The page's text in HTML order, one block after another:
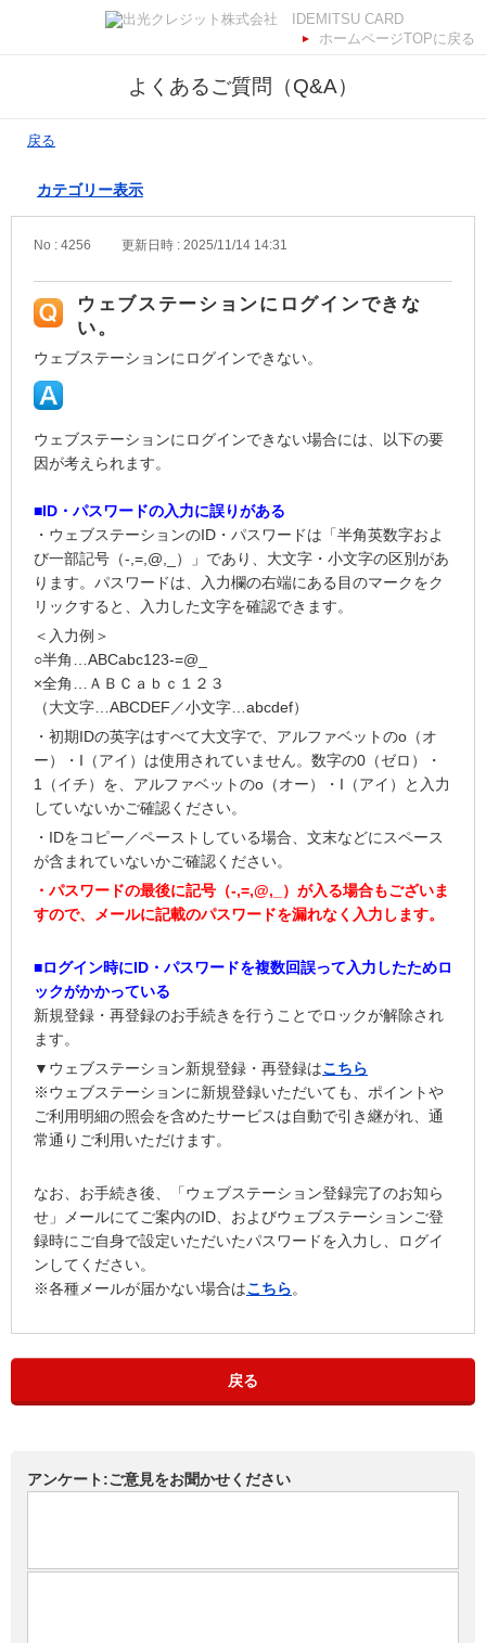
ホームページTOPに戻る
よくあるご質問（Q&A）
戻る
カテゴリー表示
No : 4256 更新日時 : 2025/11/14 14:31
ウェブステーションにログインできな
い。
ウェブステーションにログインできない。
ウェブステーションにログインできない場合には、以下の要
因が考えられます。
■ID・パスワードの入力に誤りがある
・ウェブステーションのID・パスワードは「半角英数字およ
び一部記号（-,=,@,_）」であり、大文字・小文字の区別があ
ります。パスワードは、入力欄の右端にある目のマークをク
リックすると、入力した文字を確認できます。
＜入力例＞
○半角…ABCabc123-=@_
×全角…ＡＢＣａｂｃ１２３
（大文字…ABCDEF／小文字…abcdef）
・初期IDの英字はすべて大文字で、アルファベットのo（オ
ー）・I（アイ）は使用されていません。数字の0（ゼロ）・
1（イチ）を、アルファベットのo（オー）・I（アイ）と入力
していないかご確認ください。
・IDをコピー／ペーストしている場合、文末などにスペース
が含まれていないかご確認ください。
・パスワードの最後に記号（-,=,@,_）が入る場合もございま
すので、メールに記載のパスワードを漏れなく入力します。
■ログイン時にID・パスワードを複数回誤って入力したためロ
ックがかかっている
新規登録・再登録のお手続きを行うことでロックが解除され
ます。
▼ウェブステーション新規登録・再登録はこちら
※ウェブステーションに新規登録いただいても、ポイントや
ご利用明細の照会を含めたサービスは自動で引き継がれ、通
常通りご利用いただけます。
なお、お手続き後、「ウェブステーション登録完了のお知ら
せ」メールにてご案内のID、およびウェブステーションご登
録時にご自身で設定いただいたパスワードを入力し、ログイ
ンしてください。
※各種メールが届かない場合はこちら。
戻る
アンケート:ご意見をお聞かせください